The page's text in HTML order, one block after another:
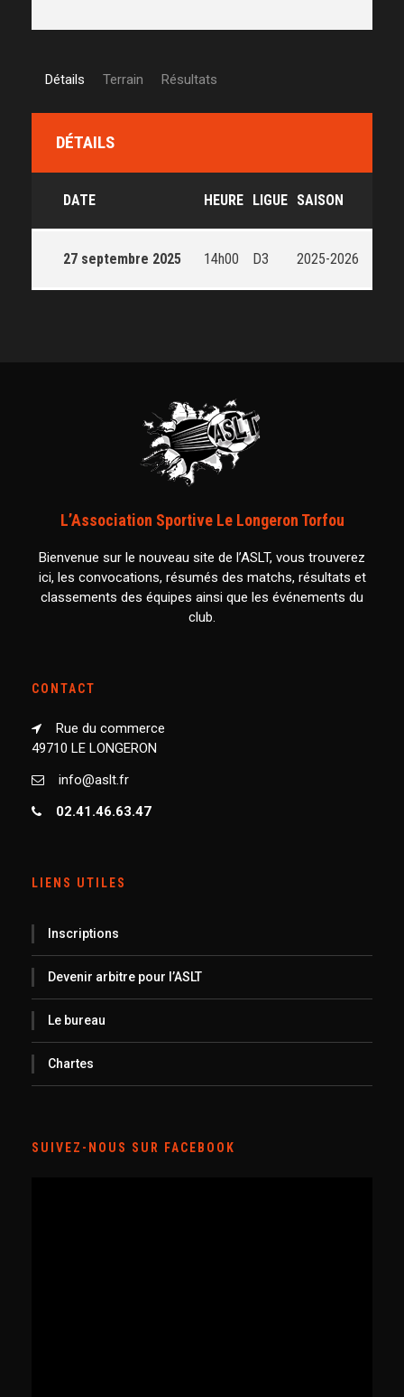
Détails Terrain Résultats
DÉTAILS
DATE HEURE LIGUE SAISON
27 septembre 2025 14h00 D3 2025-2026
L’Association Sportive Le Longeron Torfou
Bienvenue sur le nouveau site de l’ASLT, vous trouverez
ici, les convocations, résumés des matchs, résultats et
classements des équipes ainsi que les événements du
club.
CONTACT
Rue du commerce
49710 LE LONGERON
info@aslt.fr
02.41.46.63.47
LIENS UTILES
Inscriptions
Devenir arbitre pour l’ASLT
Le bureau
Chartes
SUIVEZ-NOUS SUR FACEBOOK